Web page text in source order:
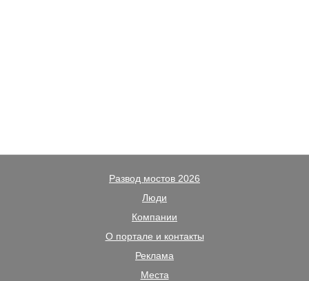
Развод мостов 2026
Люди
Компании
О портале и контакты
Реклама
Места